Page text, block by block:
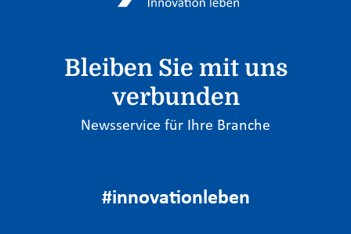
Bleiben Sie mit uns
verbunden
Newsservice für Ihre Branche
#innovationleben